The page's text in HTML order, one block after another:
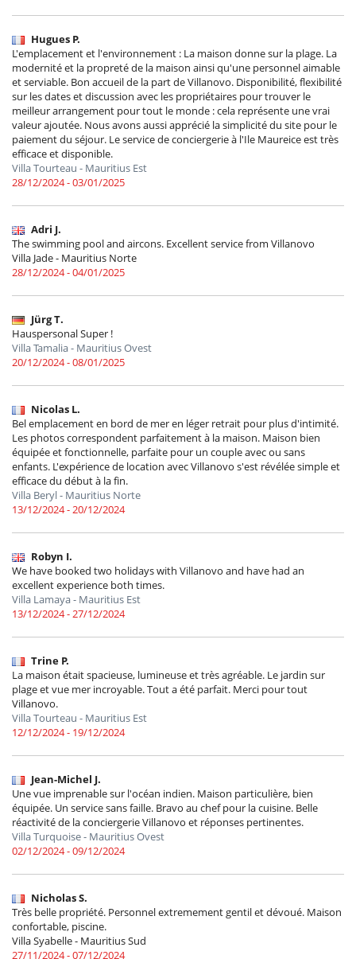
Hugues P.
L'emplacement et l'environnement : La maison donne sur la plage. La
modernité et la propreté de la maison ainsi qu'une personnel aimable
et serviable. Bon accueil de la part de Villanovo. Disponibilité, flexibilité
sur les dates et discussion avec les propriétaires pour trouver le
meilleur arrangement pour tout le monde : cela représente une vrai
valeur ajoutée. Nous avons aussi apprécié la simplicité du site pour le
paiement du séjour. Le service de conciergerie à l'Ile Maureice est très
efficace et disponible.
Villa Tourteau - Mauritius Est
28/12/2024 - 03/01/2025
Adri J.
The swimming pool and aircons. Excellent service from Villanovo
Villa Jade - Mauritius Norte
28/12/2024 - 04/01/2025
Jürg T.
Hauspersonal Super !
Villa Tamalia - Mauritius Ovest
20/12/2024 - 08/01/2025
Nicolas L.
Bel emplacement en bord de mer en léger retrait pour plus d'intimité.
Les photos correspondent parfaitement à la maison. Maison bien
équipée et fonctionnelle, parfaite pour un couple avec ou sans
enfants. L'expérience de location avec Villanovo s'est révélée simple et
efficace du début à la fin.
Villa Beryl - Mauritius Norte
13/12/2024 - 20/12/2024
Robyn I.
We have booked two holidays with Villanovo and have had an
excellent experience both times.
Villa Lamaya - Mauritius Est
13/12/2024 - 27/12/2024
Trine P.
La maison était spacieuse, lumineuse et très agréable. Le jardin sur
plage et vue mer incroyable. Tout a été parfait. Merci pour tout
Villanovo.
Villa Tourteau - Mauritius Est
12/12/2024 - 19/12/2024
Jean-Michel J.
Une vue imprenable sur l'océan indien. Maison particulière, bien
équipée. Un service sans faille. Bravo au chef pour la cuisine. Belle
réactivité de la conciergerie Villanovo et réponses pertinentes.
Villa Turquoise - Mauritius Ovest
02/12/2024 - 09/12/2024
Nicholas S.
Très belle propriété. Personnel extremement gentil et dévoué. Maison
confortable, piscine.
Villa Syabelle - Mauritius Sud
27/11/2024 - 07/12/2024